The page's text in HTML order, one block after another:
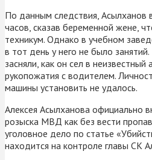
По данным следствия,
часов, сказав беременной жене,
техникум. Однако в учебном
в тот день у него не было
засняли, как он сел в
рукопожатия с водителем.
машины установить не удалось.
Алексея Асылханова официально
розыска МВД как без вести
уголовное дело по статье
находится на контроле главы СК